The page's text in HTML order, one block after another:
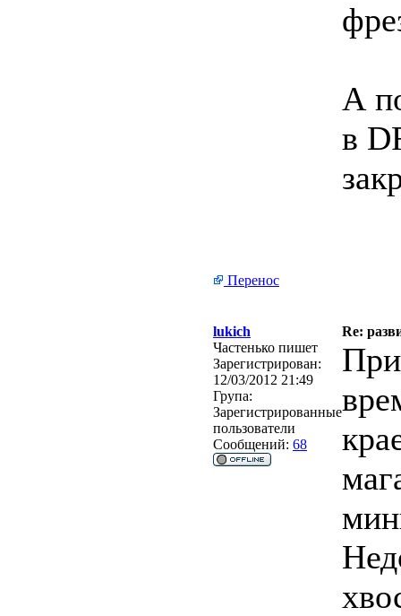
А
в
Перенос
lukich
Re:
Частенько пишет
Зарегистрирован:
12/03/2012 21:49
Група:
Зарегистрированные
пользователи
Сообщений: 68